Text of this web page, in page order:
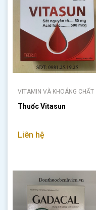
VITAMIN VÀ KHOÁNG CHẤT
Thuốc Vitasun
Liên hệ